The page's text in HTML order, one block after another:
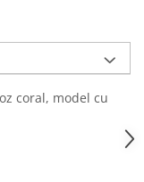
coral, model cu